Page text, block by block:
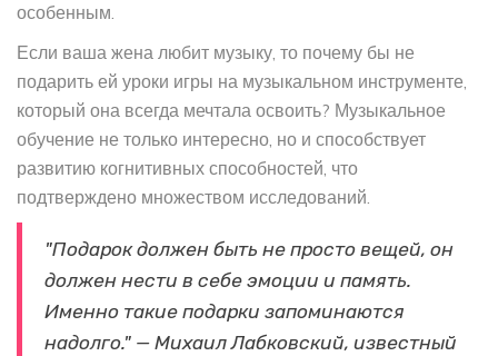
особенным.
Если ваша жена любит музыку, то почему бы не
подарить ей уроки игры на музыкальном инструменте,
который она всегда мечтала освоить? Музыкальное
обучение не только интересно, но и способствует
развитию когнитивных способностей, что
подтверждено множеством исследований.
"Подарок должен быть не просто вещей, он
должен нести в себе эмоции и память.
Именно такие подарки запоминаются
надолго." — Михаил Лабковский, известный